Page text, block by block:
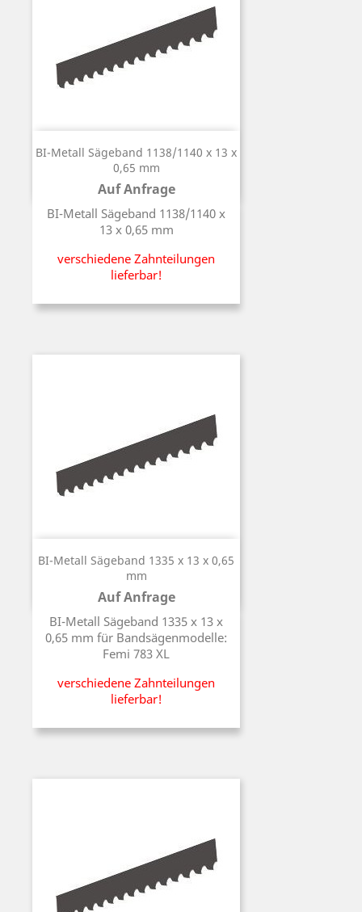
BI-Metall Sägeband 1138/1140 x 13 x
0,65 mm
Auf Anfrage
Preis
BI-Metall Sägeband 1138/1140 x
13 x 0,65 mm
verschiedene Zahnteilungen
lieferbar!
BI-Metall Sägeband 1335 x 13 x 0,65
mm
Auf Anfrage
Preis
BI-Metall Sägeband 1335 x 13 x
0,65 mm für Bandsägenmodelle:
Femi 783 XL
verschiedene Zahnteilungen
lieferbar!